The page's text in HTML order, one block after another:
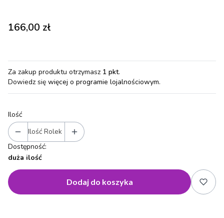
Cena
166,00 zł
Za zakup produktu otrzymasz 1 pkt.
Dowiedz się więcej o programie lojalnościowym.
Ilość
Ilość Rolek
Dostępność:
duża ilość
Dodaj do koszyka